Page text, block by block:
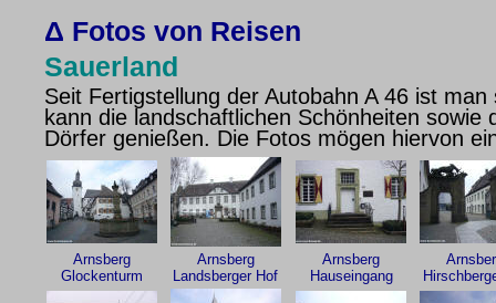
Δ Fotos von Reisen
Sauerland
Seit Fertigstellung der Autobahn A 46 ist
kann die landschaftlichen Schönheiten sowie
Dörfer genießen. Die Fotos mögen hiervon
Arnsberg
Glockenturm
Arnsberg
Landsberger Hof
Arnsberg
Hauseingang